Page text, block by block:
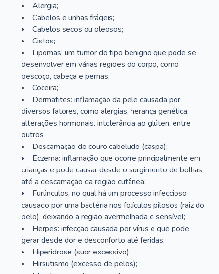
Alergia;
Cabelos e unhas frágeis;
Cabelos secos ou oleosos;
Cistos;
Lipomas: um tumor do tipo benigno que pode se
desenvolver em várias regiões do corpo, como
pescoço, cabeça e pernas;
Coceira;
Dermatites: inflamação da pele causada por
diversos fatores, como alergias, herança genética,
alterações hormonais, intolerância ao glúten, entre
outros;
Descamação do couro cabeludo (caspa);
Eczema: inflamação que ocorre principalmente em
crianças e pode causar desde o surgimento de bolhas
até a descamação da região cutânea;
Furúnculos, no qual há um processo infeccioso
causado por uma bactéria nos folículos pilosos (raiz do
pelo), deixando a região avermelhada e sensível;
Herpes: infecção causada por vírus e que pode
gerar desde dor e desconforto até feridas;
Hiperidrose (suor excessivo);
Hirsutismo (excesso de pelos);